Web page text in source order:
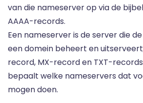
van die nameserver op via de
AAAA-records.
Een nameserver is de server die
een domein beheert en
record, MX-record en TXT-
bepaalt welke nameservers dat
mogen doen.